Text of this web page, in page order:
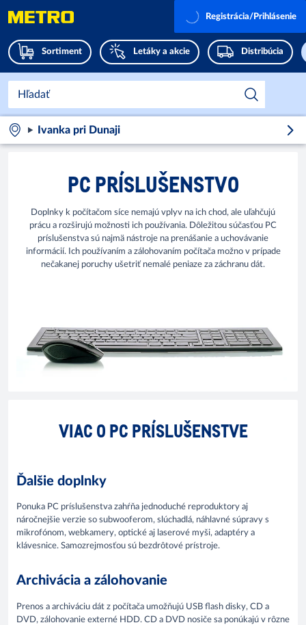
Sortiment Letáky a akcie Distribúcia
Registrácia/Prihlásenie
Ivanka pri Dunaji
PC PRÍSLUŠENSTVO
Doplnky k počítačom síce nemajú vplyv na ich chod, ale uľahčujú
prácu a rozširujú možnosti ich používania. Dôležitou súčasťou PC
príslušenstva sú najmä nástroje na prenášanie a uchovávanie
informácií. Ich používaním a zálohovaním počítača možno v prípade
nečakanej poruchy ušetriť nemalé peniaze za záchranu dát.
VIAC O PC PRÍSLUŠENSTVE
Ďalšie doplnky
Ponuka PC príslušenstva zahŕňa jednoduché reproduktory aj
náročnejšie verzie so subwooferom, slúchadlá, náhlavné súpravy s
mikrofónom, webkamery, optické aj laserové myši, adaptéry a
klávesnice. Samozrejmosťou sú bezdrôtové prístroje.
Archivácia a zálohovanie
Prenos a archiváciu dát z počítača umožňujú USB flash disky, CD a
DVD, zálohovanie externé HDD. CD a DVD nosiče sa ponúkajú v rôzne